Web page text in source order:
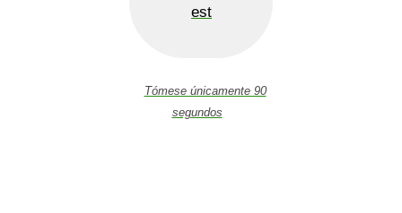
est
Tómese únicamente 90
segundos